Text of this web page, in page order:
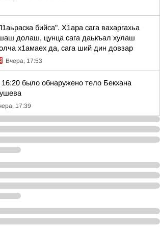
бийса". Х1ара сага вахаргахьа
долаш, цунца сага даькъал хулаш
х1амаех да, сага ший дин довзар
Вчера, 17:53
было обнаружено тело Бекхана
17:39